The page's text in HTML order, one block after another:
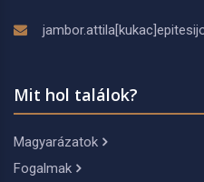
Mit hol találok?
Magyarázatok
Fogalmak